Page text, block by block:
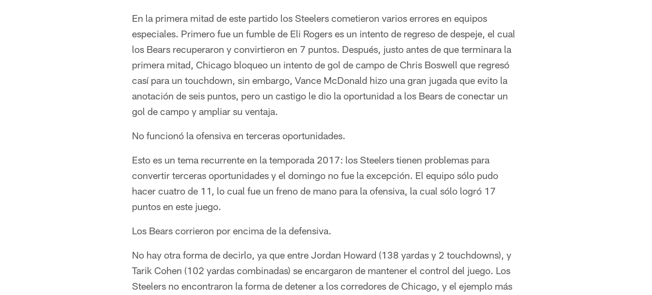
En la primera mitad de este partido los Steelers cometieron varios errores en equipos
especiales. Primero fue un fumble de Eli Rogers es un intento de regreso de despeje, el cual
los Bears recuperaron y convirtieron en 7 puntos. Después, justo antes de que terminara la
primera mitad, Chicago bloqueo un intento de gol de campo de Chris Boswell que regresó
casí para un touchdown, sin embargo, Vance McDonald hizo una gran jugada que evito la
anotación de seis puntos, pero un castigo le dio la oportunidad a los Bears de conectar un
gol de campo y ampliar su ventaja.
No funcionó la ofensiva en terceras oportunidades.
Esto es un tema recurrente en la temporada 2017: los Steelers tienen problemas para
convertir terceras oportunidades y el domingo no fue la excepción. El equipo sólo pudo
hacer cuatro de 11, lo cual fue un freno de mano para la ofensiva, la cual sólo logró 17
puntos en este juego.
Los Bears corrieron por encima de la defensiva.
No hay otra forma de decirlo, ya que entre Jordan Howard (138 yardas y 2 touchdowns), y
Tarik Cohen (102 yardas combinadas) se encargaron de mantener el control del juego. Los
Steelers no encontraron la forma de detener a los corredores de Chicago, y el ejemplo más